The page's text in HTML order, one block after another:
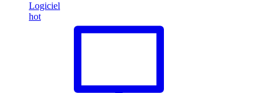
Logiciel
hot